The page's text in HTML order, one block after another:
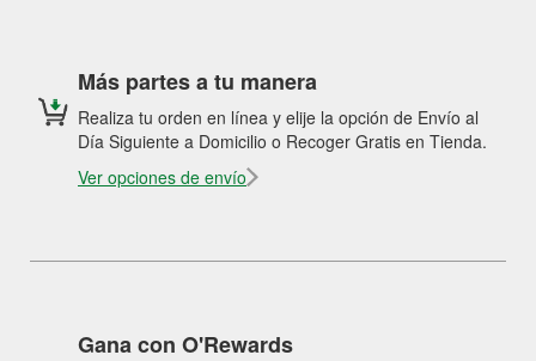
Más partes a tu manera
Realiza tu orden en línea y elije la opción de Envío al
Día Siguiente a Domicilio o Recoger Gratis en Tienda.
Ver opciones de envío
Gana con O'Rewards